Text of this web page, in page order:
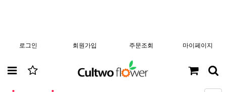
로그인 회원가입 주문조회 마이페이지